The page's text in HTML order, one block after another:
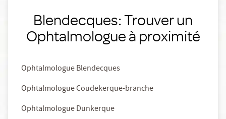
Blendecques: Trouver un
Ophtalmologue à proximité
Ophtalmologue Blendecques
Ophtalmologue Coudekerque-branche
Ophtalmologue Dunkerque